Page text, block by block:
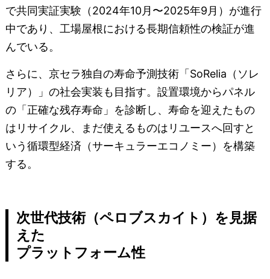
で共同実証実験（2024年10月〜2025年9月）が進行
中であり、工場屋根における長期信頼性の検証が進
んでいる。
さらに、京セラ独自の寿命予測技術「SoRelia（ソレ
リア）」の社会実装も目指す。設置環境からパネル
の「正確な残存寿命」を診断し、寿命を迎えたもの
はリサイクル、まだ使えるものはリユースへ回すと
いう循環型経済（サーキュラーエコノミー）を構築
する。
次世代技術（ペロブスカイト）を見据
えた
プラットフォーム性